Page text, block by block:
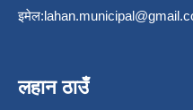
इमेल:
लहान ठाउँ